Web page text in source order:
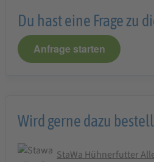
Du hast eine Frage zu
Anfrage starten
Wird gerne dazu
StaWa Hühnerfutter